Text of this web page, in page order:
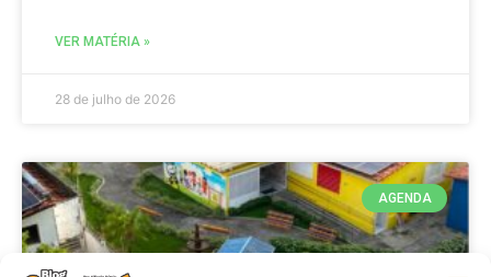
VER MATÉRIA »
28 de julho de 2026
AGENDA